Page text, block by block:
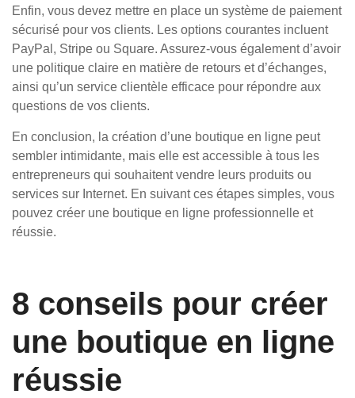
Enfin, vous devez mettre en place un système de paiement
sécurisé pour vos clients. Les options courantes incluent
PayPal, Stripe ou Square. Assurez-vous également d’avoir
une politique claire en matière de retours et d’échanges,
ainsi qu’un service clientèle efficace pour répondre aux
questions de vos clients.
En conclusion, la création d’une boutique en ligne peut
sembler intimidante, mais elle est accessible à tous les
entrepreneurs qui souhaitent vendre leurs produits ou
services sur Internet. En suivant ces étapes simples, vous
pouvez créer une boutique en ligne professionnelle et
réussie.
8 conseils pour créer
une boutique en ligne
réussie